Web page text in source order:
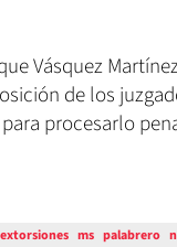
Vásquez
de los
procesarlo
extorsiones ms palabrero